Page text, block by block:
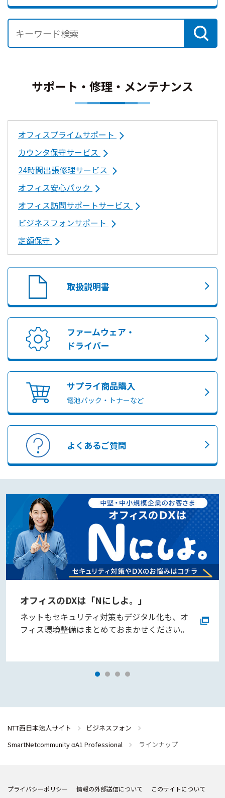
サポート・修理・メンテナンス
オフィスプライムサポート
カウンタ保守サービス
24時間出張修理サービス
オフィス安心パック
オフィス訪問サポートサービス
ビジネスフォンサポート
定額保守
取扱説明書
ファームウェア・
ドライバー
サプライ商品購入
電池パック・トナーなど
よくあるご質問
オフィスのDXは「Nにしよ。」
ネットもセキュリティ対策もデジタル化も、オ
フィス環境整備はまとめておまかせください。
NTT西日本法人サイト
ビジネスフォン
SmartNetcommunity αA1 Professional
ラインナップ
プライバシーポリシー 情報の外部送信について このサイトについて